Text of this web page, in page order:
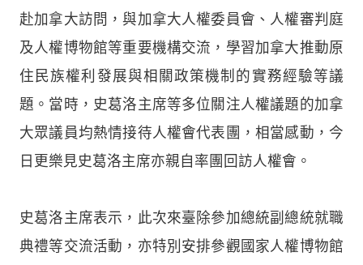
赴加拿大訪問，與加拿大人權委員會、人權審判庭
及人權博物館等重要機構交流，學習加拿大推動原
住民族權利發展與相關政策機制的實務經驗等議
題。當時，史葛洛主席等多位關注人權議題的加拿
大眾議員均熱情接待人權會代表團，相當感動，今
日更樂見史葛洛主席亦親自率團回訪人權會。
史葛洛主席表示，此次來臺除參加總統副總統就職
典禮等交流活動，亦特別安排參觀國家人權博物館